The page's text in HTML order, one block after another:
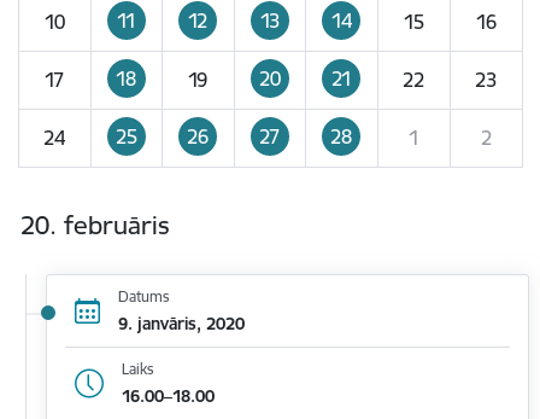
10 11 12 13 14 15 16
17 18 19 20 21 22 23
24 25 26 27 28 1 2
20. februāris
Datums
9. janvāris, 2020
Laiks
16.00–18.00